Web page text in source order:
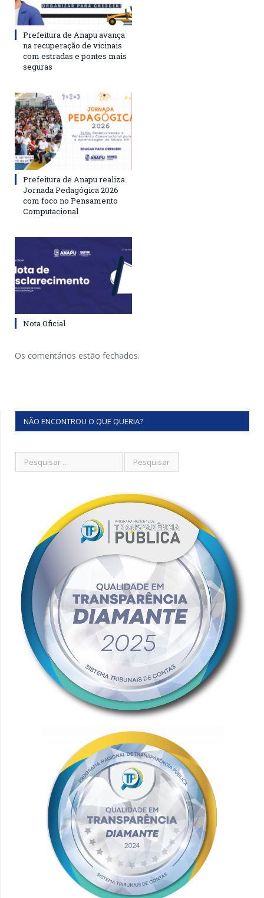
Prefeitura de Anapu avança
na recuperação de vicinais
com estradas e pontes mais
seguras
Prefeitura de Anapu realiza
Jornada Pedagógica 2026
com foco no Pensamento
Computacional
Nota Oficial
Os comentários estão fechados.
NÃO ENCONTROU O QUE QUERIA?